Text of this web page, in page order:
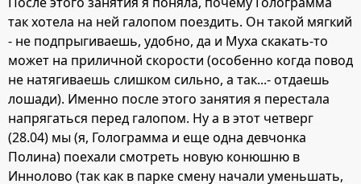
так хотела на ней галопом поездить. Он такой мягкий
- не подпрыгиваешь, удобно, да и Муха скакать-то
может на приличной скорости (особенно когда повод
не натягиваешь слишком сильно, а так...- отдаешь
лошади). Именно после этого занятия я перестала
напрягаться перед галопом. Ну а в этот четверг
(28.04) мы (я, Голограмма и еще одна девчонка
Полина) поехали смотреть новую конюшню в
Иннолово (так как в парке смену начали уменьшать,